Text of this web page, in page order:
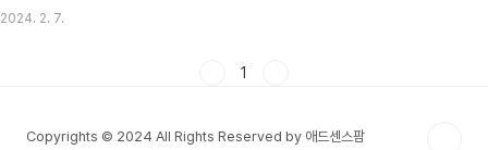
전쟁 시청률 맞추기 이벤트 알아보기 목차 신한 쏠뱅크 쏠야구(쏠퀴즈) 2월 7일 문제 및
'카드'가 맞을..
2024. 2. 7.
1
Copyrights © 2024 All Rights Reserved by 애드센스팜